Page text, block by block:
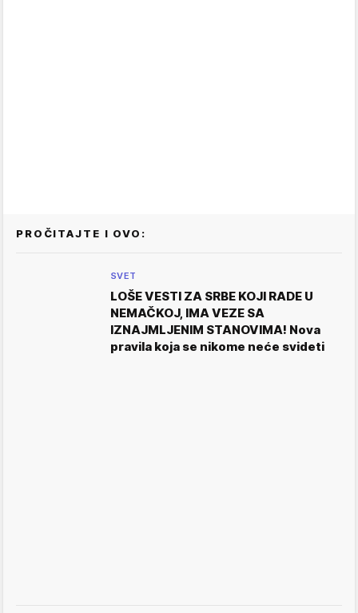
PROČITAJTE I OVO:
SVET
LOŠE VESTI ZA SRBE KOJI RADE U
NEMAČKOJ, IMA VEZE SA
IZNAJMLJENIM STANOVIMA! Nova
pravila koja se nikome neće svideti